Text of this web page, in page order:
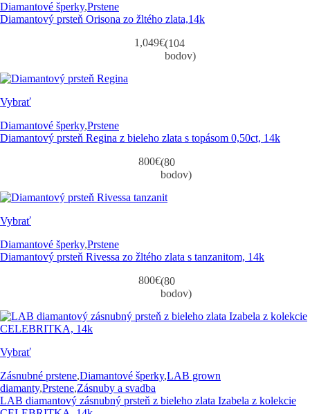
Diamantové šperky,Prstene
Diamantový prsteň Orisona zo žltého zlata,14k
1,049€(104
bodov)
Vybrať
Diamantové šperky,Prstene
Diamantový prsteň Regina z bieleho zlata s topásom 0,50ct, 14k
800€(80
bodov)
Vybrať
Diamantové šperky,Prstene
Diamantový prsteň Rivessa zo žltého zlata s tanzanitom, 14k
800€(80
bodov)
Vybrať
Zásnubné prstene,Diamantové šperky,LAB grown
diamanty,Prstene,Zásnuby a svadba
LAB diamantový zásnubný prsteň z bieleho zlata Izabela z kolekcie